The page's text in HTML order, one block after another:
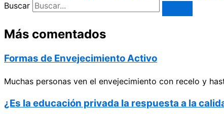
Buscar
Más comentados
Formas de Envejecimiento Activo
Muchas personas ven el envejecimiento con recelo y
¿Es la educación privada la respuesta a la